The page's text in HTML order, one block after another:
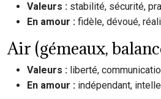
Valeurs : stabilité, sécurité,
En amour : fidèle, dévoué,
Air (gémeaux,
Valeurs : liberté,
En amour : indépendant,